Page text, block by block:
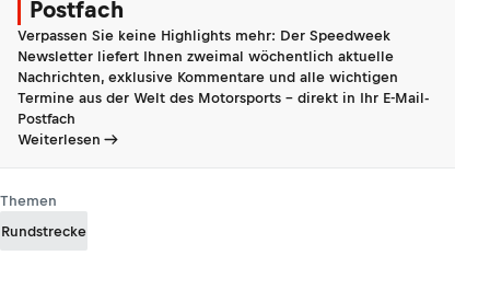
Postfach
Verpassen Sie keine Highlights mehr: Der Speedweek
Newsletter liefert Ihnen zweimal wöchentlich aktuelle
Nachrichten, exklusive Kommentare und alle wichtigen
Termine aus der Welt des Motorsports - direkt in Ihr E-Mail-
Postfach
Weiterlesen
Themen
Rundstrecke